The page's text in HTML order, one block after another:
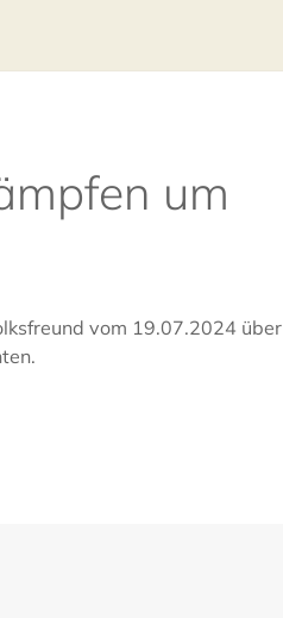
um
vom 19.07.2024 über